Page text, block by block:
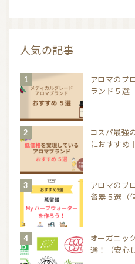
人気の記事
アロマのプロがお勧めするアロマオイルブ
ランド５選
コスパ最強のアロマブランド ５選（初心者
におすすめ
アロマのプロがお勧めするハーブ家庭用蒸
留器５選（
オーガニックアロマブランド おすすめ５
選！（安心